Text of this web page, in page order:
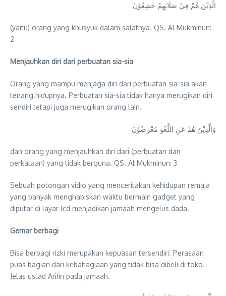
الَّذِيْنَ هُمْ فِيْ صَلَاتِهِمْ خٰشِعُوْنَ
(yaitu) orang yang khusyuk dalam salatnya. QS. Al Mukminun:
2
Menjauhkan diri dari perbuatan sia-sia
Orang yang mampu menjaga diri dari perbuatan sia-sia akan
tenang hidupnya. Perbuatan sia-sia tidak hanya merugikan diri
sendiri tetapi juga merugikan orang lain.
وَالَّذِيْنَ هُمْ عَنِ اللَّغْوِ مُعْرِضُوْنَ
dan orang yang menjauhkan diri dari (perbuatan dan
perkataan) yang tidak berguna. QS. Al Mukminun: 3
Sebuah potongan vidio yang menceritakan kehidupan remaja
yang banyak menghabiskan waktu bermain gadget yang
diputar di layar lcd menjadikan jamaah mengelus dada.
Gemar berbagi
Bisa berbagi rizki merupakan kepuasan tersendiri. Perasaan
puas bagian dari kebahagiaan yang tidak bisa dibeli di toko.
Jelas ustad Arifin pada jamaah.